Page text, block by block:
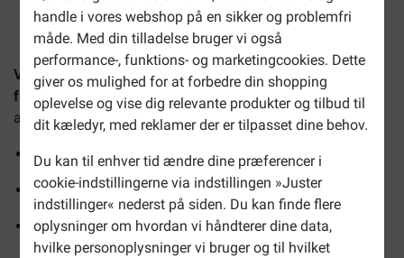
handle i vores webshop på en sikker og problemfri
måde. Med din tilladelse bruger vi også
performance-, funktions- og marketingcookies. Dette
giver os mulighed for at forbedre din shopping
oplevelse og vise dig relevante produkter og tilbud til
dit kæledyr, med reklamer der er tilpasset dine behov.
Du kan til enhver tid ændre dine præferencer i
cookie-indstillingerne via indstillingen »Juster
indstillinger« nederst på siden. Du kan finde flere
oplysninger om hvordan vi håndterer dine data,
hvilke personoplysninger vi bruger og til hvilket
2-4 arbejdsdage, medmindre andet er angivet
Versele-Laga Menu Nature Clean Garden Blend
frøblanding strøfoder til havefugleer en nærende,
afskallet frøblanding til havens fugle.
Efterlader ingen rester på græsplæne eller terrasse
Kontrolleret for ambrosiafrø (invasiv plante)
Velegnet til daglig fodring året rundt